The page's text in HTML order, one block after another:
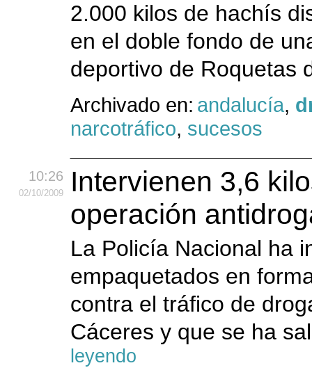
2.000 kilos de hachís
en el doble fondo de
deportivo de Roquetas
Archivado en: andalucía,
narcotráfico, sucesos
10:26
02/10/2009
Intervienen 3,6
operación
La Policía Nacional ha
empaquetados en
contra el tráfico de
Cáceres y que se ha
leyendo